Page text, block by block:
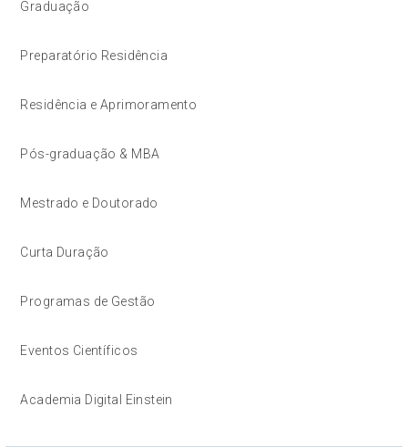
Graduação
Preparatório Residência
Residência e Aprimoramento
Pós-graduação & MBA
Mestrado e Doutorado
Curta Duração
Programas de Gestão
Eventos Científicos
Academia Digital Einstein